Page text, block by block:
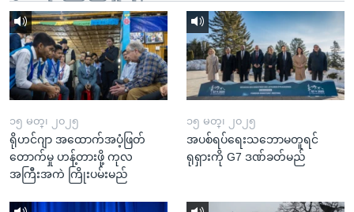
ကျော်
ရန်
၁၅ မတ္၊ ၂၀၂၅
ရိုဟင်ဂျာ အထောက်အပံ့ဖြတ်
တောက်မှု ဟန့်တားဖို့ ကုလ
အကြီးအကဲ ကြိုးပမ်းမည်
၁၅ မတ္၊ ၂၀၂၅
အပစ်ရပ်ရေးသဘောမတူရင်
ရုရှားကို G7 ဒဏ်ခတ်မည်